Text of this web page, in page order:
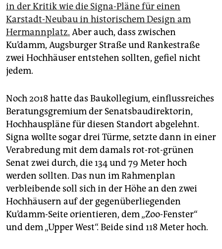
in der Kritik wie die Signa-Pläne für einen
Karstadt-Neubau in historischem Design am
Hermannplatz. Aber auch, dass zwischen
Ku’damm, Augsburger Straße und Rankestraße
zwei Hochhäuser entstehen sollten, gefiel nicht
jedem.
Noch 2018 hatte das Baukollegium, einflussreiches
Beratungsgremium der Senatsbaudirektorin,
Hochhauspläne für diesen Standort abgelehnt.
Signa wollte sogar drei Türme, setzte dann in einer
Verabredung mit dem damals rot-rot-grünen
Senat zwei durch, die 134 und 79 Meter hoch
werden sollten. Das nun im Rahmenplan
verbleibende soll sich in der Höhe an den zwei
Hochhäusern auf der gegenüberliegenden
Ku’damm-Seite orientieren, dem „Zoo-Fenster“
und dem „Upper West“. Beide sind 118 Meter hoch.